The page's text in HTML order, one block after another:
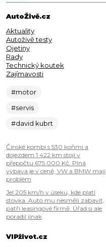
AutoŽivě.cz
Aktuality
Autoživě testy
Ojetiny
Rady
Technický koutek
Zajímavosti
#motor
#servis
#david kubrt
Čínské kombi s 530 koňmi a
dojezdem 1 422 km stojí v
přepočtu 675 000 Kč. Plná
výbava je v ceně, VW a BMW mají
problém
Jel 205 km/h v úseku, kde platí
stovka. Auto mu nesměli zabavit,
patří leasingové firmě. Úřad si ale
poradil jinak
VIPživot.cz